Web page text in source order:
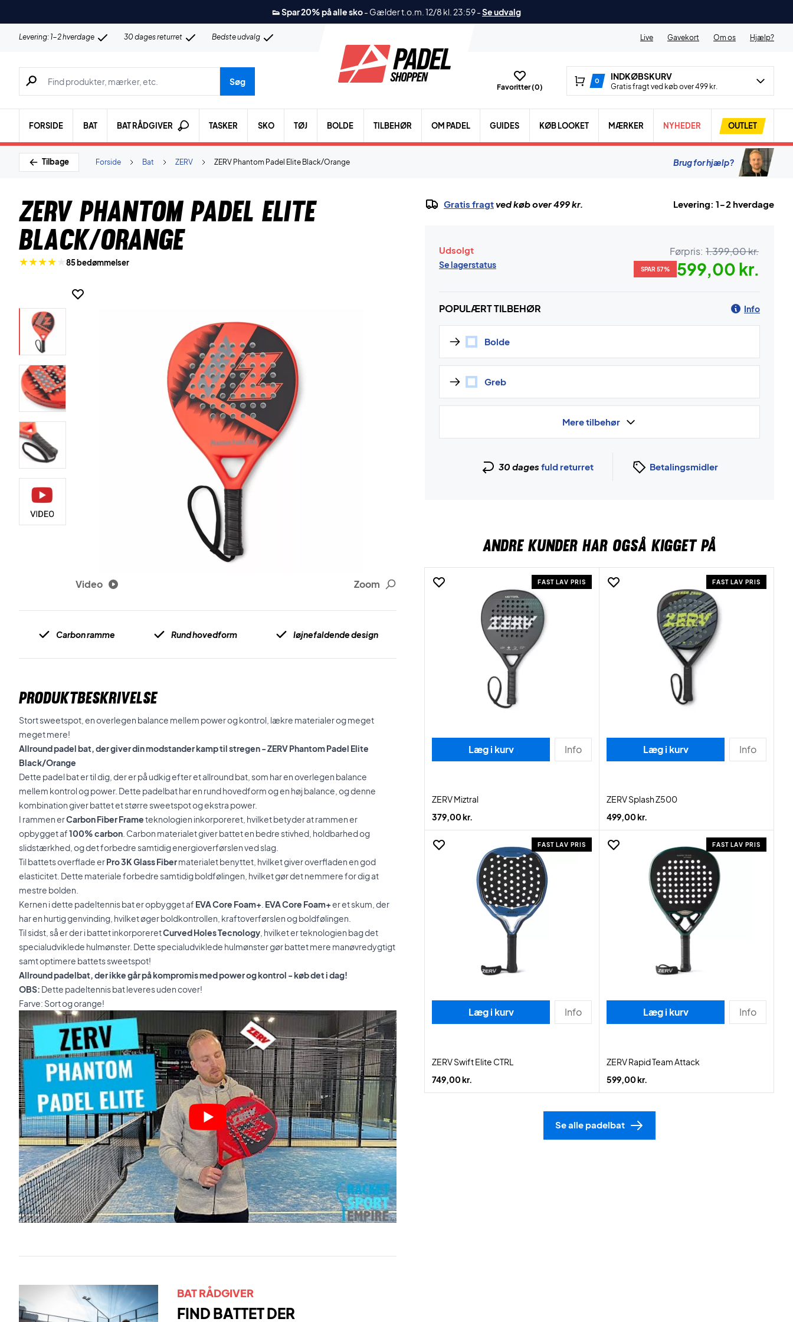
👟 Spar 20% på alle sko- Gælder t.o.m. 12/8 kl. 23:59-Se udvalg
Levering: 1-2 hverdage 30 dages returret Bedste udvalg Live Gavekort Om os Hjælp?
Søg efter produkter, mærker etc.
Søg
Favoritter (0)
0 INDKØBSKURV
Gratis fragt ved køb over 499 kr.
FORSIDE BAT BAT RÅDGIVER TASKER SKO TØJ BOLDE TILBEHØR OM PADEL GUIDES KØB LOOKET MÆRKER NYHEDER OUTLET
Tilbage ZERV Phantom Padel Elite Black/Orange
ZERV
Bat
Forside Brug for hjælp?
ZERV Phantom Padel Elite
Black/Orange
85 bedømmelser
Video Zoom
Carbon ramme Rund hovedform Iøjnefaldende design
PRODUKTBESKRIVELSE
Stort sweetspot, en overlegen balance mellem power og kontrol, lækre materialer og meget
meget mere!
Allround padel bat, der giver din modstander kamp til stregen - ZERV Phantom Padel Elite
Black/Orange
Dette padel bat er til dig, der er på udkig efter et allround bat, som har en overlegen balance
mellem kontrol og power. Dette padelbat har en rund hovedform og en høj balance, og denne
kombination giver battet et større sweetspot og ekstra power.
I rammen erCarbon Fiber Frameteknologien inkorporeret, hvilket betyder at rammen er
opbygget af100% carbon . Carbon materialet giver battet en bedre stivhed, holdbarhed og
slidstærkhed, og det forbedre samtidig energioverførslen ved slag.
Til battets overflade erPro 3K Glass Fibermaterialet benyttet, hvilket giver overfladen en god
elasticitet. Dette materiale forbedre samtidig boldfølingen, hvilket gør det nemmere for dig at
mestre bolden.
Kernen i dette padeltennis bat er opbygget af EVA Core Foam+ EVA Core Foam+er et skum, der
har en hurtig genvinding, hvilket øger boldkontrollen, kraftoverførslen og boldfølingen.
Til sidst, så er der i battet inkorporeretCurved Holes Tecnology , hvilket er teknologien bag det
specialudviklede hulmønster. Dette specialudviklede hulmønster gør battet mere manøvredygtigt
samt optimere battets sweetspot!
Allround padelbat, der ikke går på kompromis med power og kontrol - køb det i dag!
OBS: Dette padeltennis bat leveres uden cover!
Farve: Sort og orange!
BAT RÅDGIVER
FIND BATTET DER
Gratis fragtved køb over 499 kr. Levering: 1-2 hverdage
Udsolgt
Se lagerstatus
Førpris: 1.399,00 kr.
SPAR 57% 599,00 kr.
POPULÆRT TILBEHØR Info
Bolde
Greb
Mere tilbehør
30 dages fuld returret Betalingsmidler
ANDRE KUNDER HAR OGSÅ KIGGET PÅ
FAST LAV PRIS
Læg i kurv Info
ZERV Miztral
379,00 kr.
FAST LAV PRIS
Læg i kurv Info
ZERV Splash Z500
499,00 kr.
FAST LAV PRIS
Læg i kurv Info
ZERV Swift Elite CTRL
749,00 kr.
FAST LAV PRIS
Læg i kurv Info
ZERV Rapid Team Attack
599,00 kr.
Se alle padelbat